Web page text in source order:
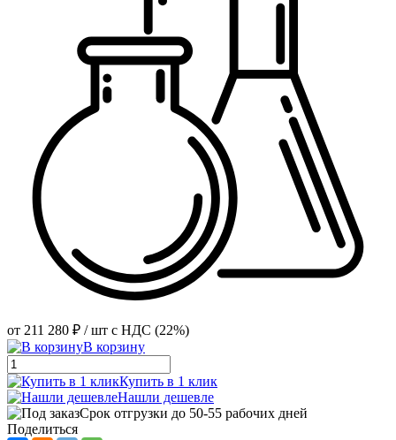
от 211 280 ₽ / шт с НДС (22%)
В корзину
Купить в 1 клик
Нашли дешевле
Срок отгрузки до 50-55 рабочих дней
Поделиться